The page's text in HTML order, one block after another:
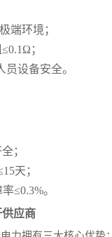
端环境；
；
设备安全。
；
天；
≤0.3%。
应商